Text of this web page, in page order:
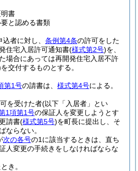
書
と認める書類
者に対し、 条例第4条の許可をした
住宅入居許可通知書(様式第2号)を、
場合にあっては再開発住宅入居不許
を交付するものとする。
第1号の請書は、 様式第4号による。
を受けた者(以下「入居者」とい
1項第1号の保証人を変更しようとす
請書(様式第5号)を町長に提出し、そ
ならない。
次の各号の1に該当するときは、直ち
人変更の手続きをしなければならな
き。